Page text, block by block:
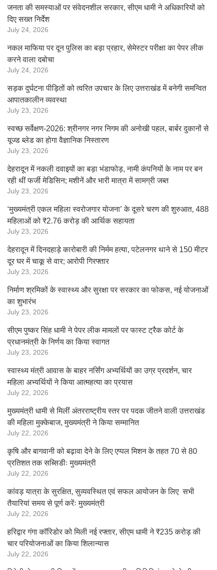
जनता की समस्याओं पर संवेदनशील सरकार, सीएम धामी ने अधिकारियों को
दिए सख्त निर्देश
July 24, 2026
नकल माफिया पर दून पुलिस का बड़ा प्रहार, सेमेस्टर परीक्षा का पेपर लीक
करने वाला दबोचा
July 24, 2026
सड़क दुर्घटना पीड़ितों को त्वरित उपचार के लिए उत्तराखंड में बनेगी समन्वित
आपातकालीन व्यवस्था
July 23, 2026
स्वच्छ सर्वेक्षण-2026: श्रीनगर नगर निगम की अनोखी पहल, बार्बर दुकानों से
यूज्ड ब्लेड का होगा वैज्ञानिक निस्तारण
July 23, 2026
देहरादून में नकली दवाइयों का बड़ा भंडाफोड़, नामी कंपनियों के नाम पर बन
रही थीं फर्जी मेडिसिन; मशीनें और भारी मात्रा में सामग्री जब्त
July 23, 2026
‘मुख्यमंत्री एकल महिला स्वरोजगार योजना’ के दूसरे चरण की शुरुआत, 488
महिलाओं को ₹2.76 करोड़ की आर्थिक सहायता
July 23, 2026
देहरादून में दिनदहाड़े कारोबारी की निर्मम हत्या, पटेलनगर थाने से 150 मीटर
दूर घर में चाकू से वार; आरोपी गिरफ्तार
July 23, 2026
निर्माण श्रमिकों के स्वास्थ्य और सुरक्षा पर सरकार का फोकस, नई योजनाओं
का शुभारंभ
July 23, 2026
सीएम पुष्कर सिंह धामी ने पेपर लीक मामलों पर फास्ट ट्रैक कोर्ट के
प्रधानमंत्री के निर्णय का किया स्वागत
July 23, 2026
स्वास्थ्य मंत्री आवास के बाहर नर्सिंग अभ्यर्थियों का उग्र प्रदर्शन, चार
महिला अभ्यर्थियों ने किया आत्महत्या का प्रयास
July 22, 2026
मुख्यमंत्री धामी से मिलीं अंतरराष्ट्रीय स्तर पर पदक जीतने वाली उत्तराखंड
की महिला मुक्केबाज, मुख्यमंत्री ने किया सम्मानित
July 22, 2026
कृषि और बागवानी को बढ़ावा देने के लिए एप्पल मिशन के तहत 70 से 80
प्रतिशत तक सब्सिडीः मुख्यमंत्री
July 22, 2026
कांवड़ यात्रा के सुरक्षित, सुव्यवस्थित एवं सफल आयोजन के लिए सभी
तैयारियां समय से पूर्ण करेंः मुख्यमंत्री
July 22, 2026
हरिद्वार गंगा कॉरिडोर को मिली नई रफ्तार, सीएम धामी ने ₹235 करोड़ की
चार परियोजनाओं का किया शिलान्यास
July 22, 2026